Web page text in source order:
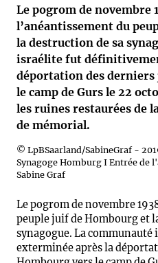
Le pogrom de novembre
l’anéantissement du
la destruction de sa
israélite fut
déportation des
le camp de Gurs le 22
les ruines restaurées de
de mémorial.
© LpBSaarland/SabineGraf -
Synagoge Homburg I Entrée de
Sabine Graf
Le pogrom de novembre
peuple juif de Hombourg et
synagogue. La
exterminée après la